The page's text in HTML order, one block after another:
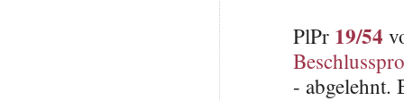
PlPr 19/54
- abgelehnt.